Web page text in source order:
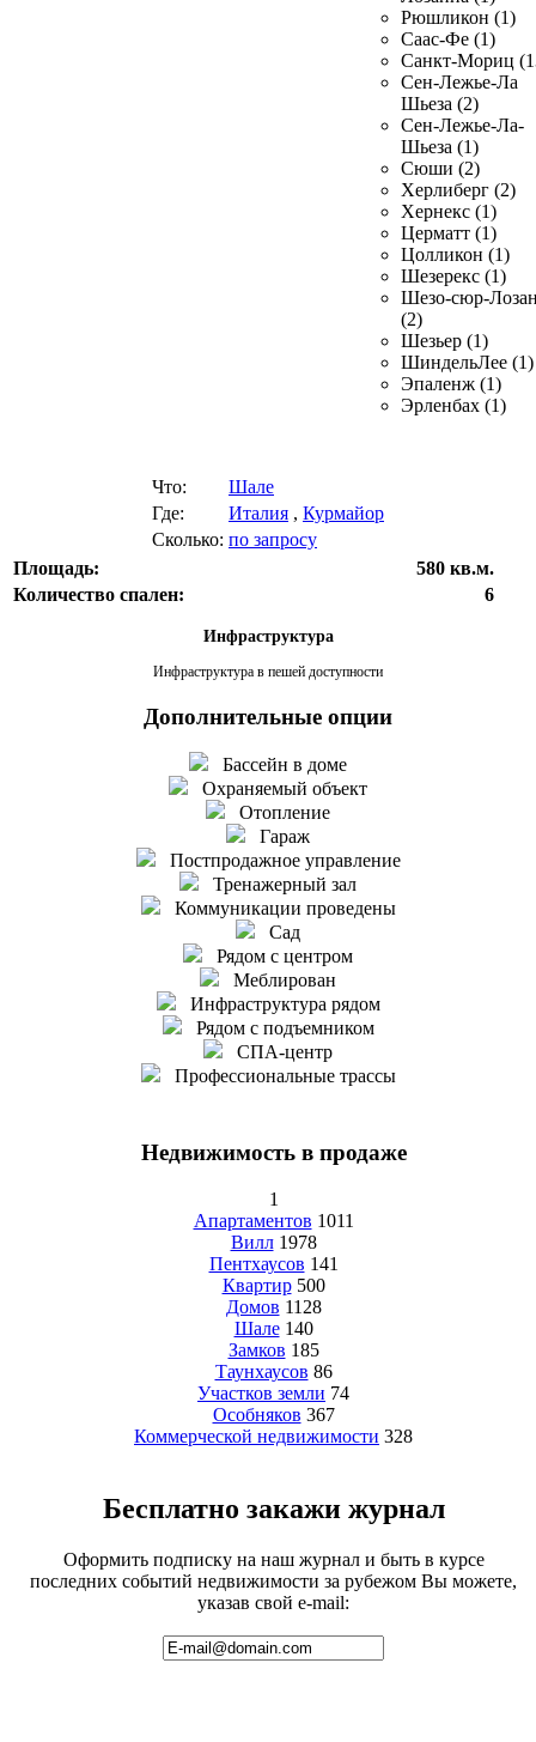
Рюшликон (1)
Саас-Фе (1)
Санкт-Мориц
Сен-Лежье-Ла
Шьеза (2)
Сен-Лежье-Ла-
Шьеза (1)
Сюши (2)
Херлиберг (2)
Хернекс (1)
Церматт (1)
Цолликон (1)
Шезерекс (1)
Шезо-сюр-
(2)
Шезьер (1)
ШиндельЛее (1)
Эпаленж (1)
Эрленбах (1)
Что:
Шале
Где:
Италия , Курмайор
Сколько: по запросу
Площадь:
580 кв.м.
Количество спален:
6
Инфраструктура
Инфраструктура в пешей доступности
Дополнительные опции
Бассейн в доме
Охраняемый объект
Отопление
Гараж
Постпродажное управление
Тренажерный зал
Коммуникации проведены
Сад
Рядом с центром
Меблирован
Инфраструктура рядом
Рядом с подъемником
СПА-центр
Профессиональные трассы
Недвижимость в продаже
1
Апартаментов 1011
Вилл 1978
Пентхаусов 141
Квартир 500
Домов 1128
Шале 140
Замков 185
Таунхаусов 86
Участков земли 74
Особняков 367
Коммерческой недвижимости 328
Бесплатно закажи журнал
Оформить подписку на наш журнал и быть в курсе
последних событий недвижимости за рубежом Вы можете,
указав свой e-mail: